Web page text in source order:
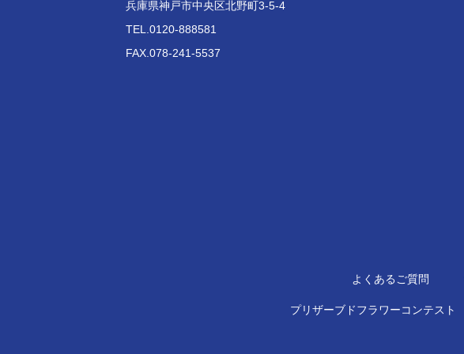
兵庫県神戸市中央区北野町3-5-4
TEL.0120-888581
FAX.078-241-5537
よくあるご質問
プリザーブドフラワーコンテスト